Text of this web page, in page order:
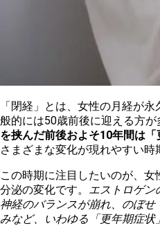
「閉経」とは、女性の月経が
般的には50歳前後に迎える方が
を挟んだ前後およそ10年間は「
さまざまな変化が現れやすい時
この時期に注目したいのが、
分泌の変化です。 エストロゲン
神経のバランスが崩れ、のぼ
みなど、いわゆる「更年期症状